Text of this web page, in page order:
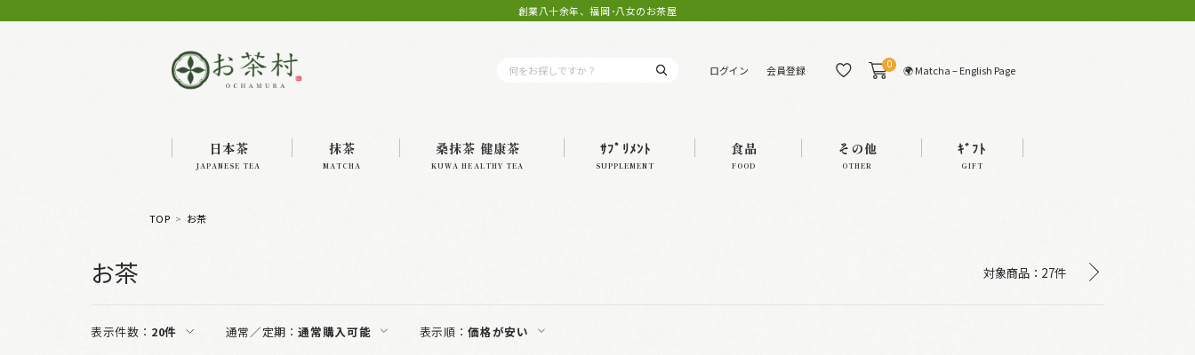
創業八十余年、福岡･八女のお茶屋
ログイン 会員登録 0 🌍 Matcha – English Page
日本茶
JAPANESE TEA
抹茶
MATCHA
桑抹茶 健康茶
KUWA HEALTHY TEA
ｻﾌﾟﾘﾒﾝﾄ
SUPPLEMENT
食品
FOOD
その他
OTHER
ｷﾞﾌﾄ
GIFT
TOP お茶
お茶 対象商品： 27件
表示件数： 20件 通常／定期：通常購入可能 表示順：価格が安い